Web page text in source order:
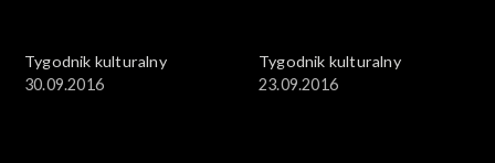
Tygodnik kulturalny
30.09.2016
Tygodnik kulturalny
23.09.2016